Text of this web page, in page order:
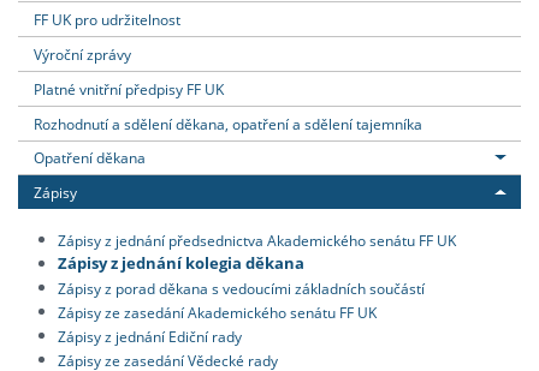
FF UK pro udržitelnost
Výroční zprávy
Platné vnitřní předpisy FF UK
Rozhodnutí a sdělení děkana, opatření a sdělení tajemníka
Opatření děkana
Zápisy
Zápisy z jednání předsednictva Akademického senátu FF UK
Zápisy z jednání kolegia děkana
Zápisy z porad děkana s vedoucími základních součástí
Zápisy ze zasedání Akademického senátu FF UK
Zápisy z jednání Ediční rady
Zápisy ze zasedání Vědecké rady